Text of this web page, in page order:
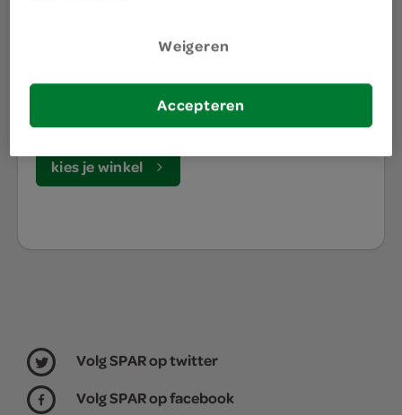
Je bestelt de boodschappen bij de lokale SPAR in
boodschappen doet.
kies je winkel
Volg SPAR op twitter
Volg SPAR op facebook
Weigeren
Accepteren